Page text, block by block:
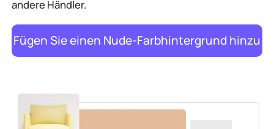
andere Händler.
Fügen Sie einen Nude-Farbhintergrund hinzu